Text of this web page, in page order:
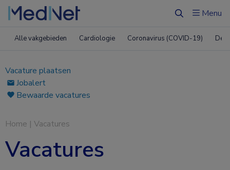
ZoekenMenu
Alle vakgebieden Cardiologie Coronavirus (COVID-19)
Vacature plaatsen
Jobalert
Bewaarde vacatures
Home | Vacatures
Vacatures